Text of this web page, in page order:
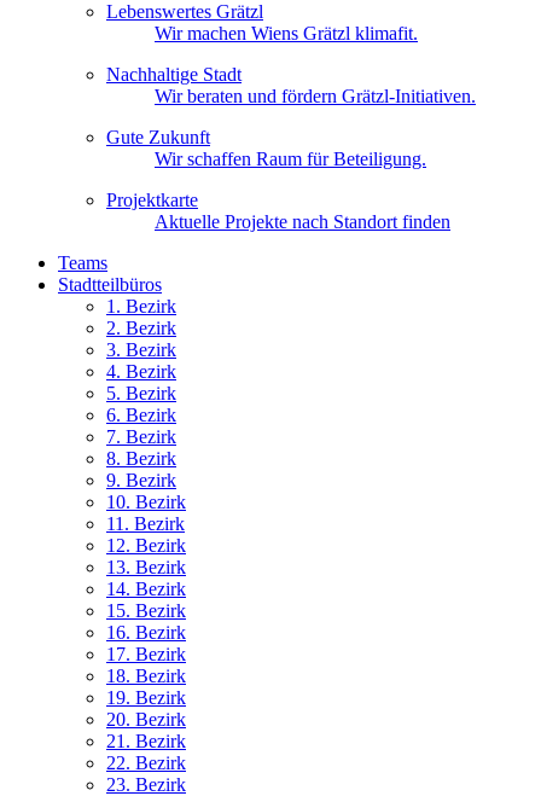
Lebenswertes Grätzl
Wir machen Wiens Grätzl klimafit.
Nachhaltige Stadt
Wir beraten und fördern Grätzl-Initiativen.
Gute Zukunft
Wir schaffen Raum für Beteiligung.
Projektkarte
Aktuelle Projekte nach Standort finden
Teams
Stadtteilbüros
1. Bezirk
2. Bezirk
3. Bezirk
4. Bezirk
5. Bezirk
6. Bezirk
7. Bezirk
8. Bezirk
9. Bezirk
10. Bezirk
11. Bezirk
12. Bezirk
13. Bezirk
14. Bezirk
15. Bezirk
16. Bezirk
17. Bezirk
18. Bezirk
19. Bezirk
20. Bezirk
21. Bezirk
22. Bezirk
23. Bezirk